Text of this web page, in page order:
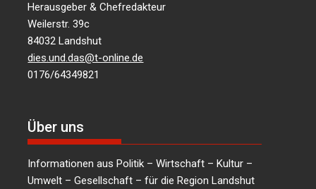
Herausgeber & Chefredakteur
Weilerstr. 39c
84032 Landshut
dies.und.das@t-online.de
0176/64349821
Über uns
Informationen aus Politik – Wirtschaft – Kultur –
Umwelt – Gesellschaft – für die Region Landshut